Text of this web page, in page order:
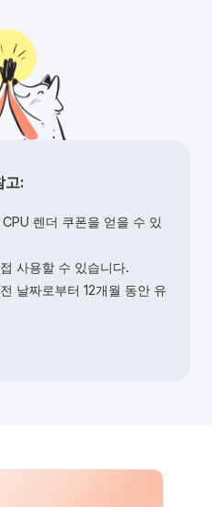
고:
렌더 쿠폰을 얻을 수 있
사용할 수 있습니다.
날짜로부터 12개월 동안 유